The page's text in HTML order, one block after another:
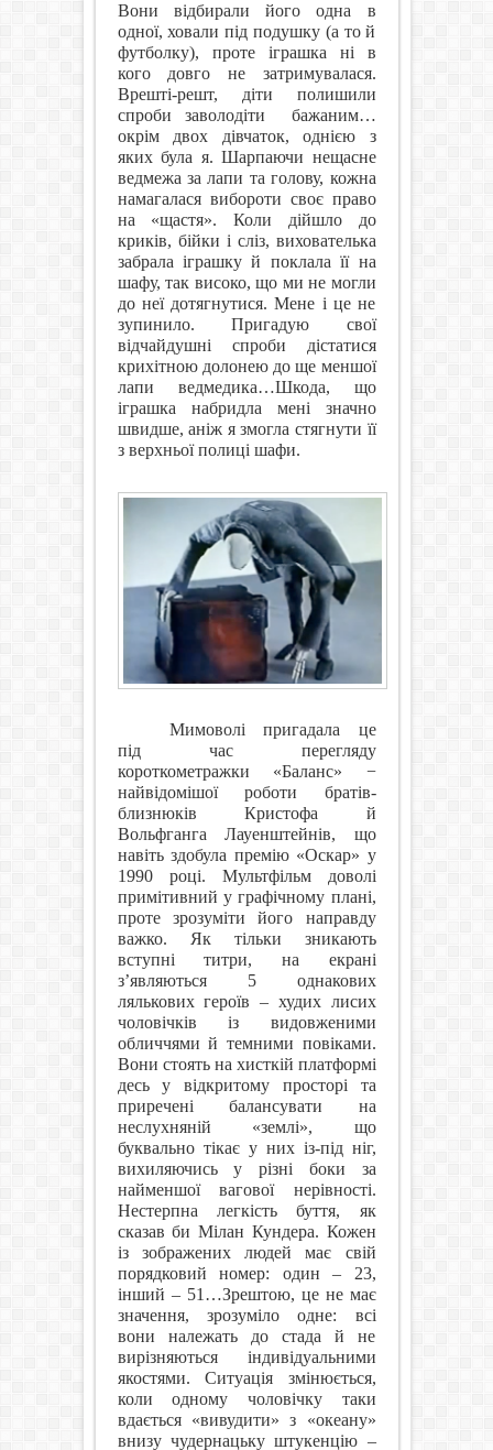
Вони відбирали його одна в
одної, ховали під подушку (а то й
футболку), проте іграшка ні в
кого довго не затримувалася.
Врешті-решт, діти полишили
спроби заволодіти
бажаним…
окрім двох дівчаток, однією з
яких була я. Шарпаючи нещасне
ведмежа за лапи та голову, кожна
намагалася вибороти своє право
на «щастя». Коли дійшло до
криків, бійки і сліз, вихователька
забрала іграшку й поклала її на
шафу, так високо, що ми не могли
до неї дотягнутися. Мене і це не
зупинило. Пригадую свої
відчайдушні спроби дістатися
крихітною долонею до ще меншої
лапи ведмедика…Шкода, що
іграшка набридла мені значно
швидше, аніж я змогла стягнути її
з верхньої полиці шафи.
Мимоволі пригадала це
під час перегляду
короткометражки «Баланс» −
найвідомішої роботи братів-
близнюків Кристофа й
Вольфганга Лауенштейнів, що
навіть здобула премію «Оскар» у
1990 році. Мультфільм доволі
примітивний у графічному плані,
проте зрозуміти його направду
важко. Як тільки зникають
вступні титри, на екрані
з’являються 5 однакових
лялькових героїв – худих лисих
чоловічків із видовженими
обличчями й темними повіками.
Вони стоять на хисткій платформі
десь у відкритому просторі та
приречені балансувати на
неслухняній «землі», що
буквально тікає у них із-під ніг,
вихиляючись у різні боки за
найменшої вагової нерівності.
Нестерпна легкість буття, як
сказав би Мілан Кундера. Кожен
із зображених людей має свій
порядковий номер: один – 23,
інший – 51…Зрештою, це не має
значення, зрозуміло одне: всі
вони належать до стада й не
вирізняються індивідуальними
якостями. Ситуація змінюється,
коли одному чоловічку таки
вдається «вивудити» з «океану»
внизу чудернацьку штукенцію –